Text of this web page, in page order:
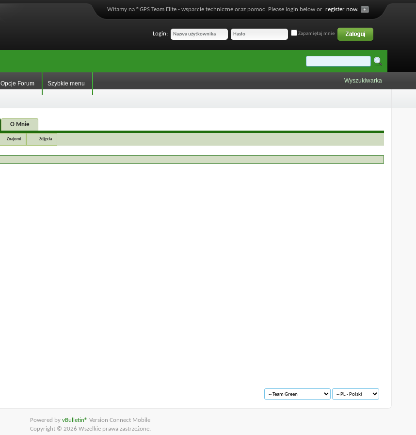
Witamy na ®GPS Team Elite - wsparcie techniczne oraz pomoc. Please login below or register now.
Login: Zapamiętaj mnie
Opcje Forum Szybkie menu Wyszukiwarka
O Mnie
Znajomi Zdjęcia
Powered by vBulletin® Version Connect Mobile
Copyright © 2026 Wszelkie prawa zastrzeżone.